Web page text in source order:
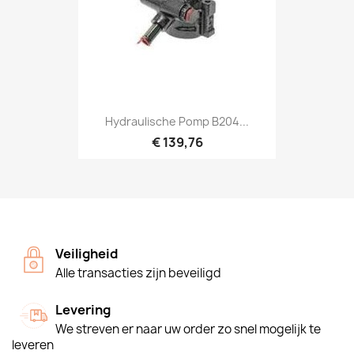
Hydraulische Pomp B204...
€ 139,76
Veiligheid
Alle transacties zijn beveiligd
Levering
We streven er naar uw order zo snel mogelijk te
leveren